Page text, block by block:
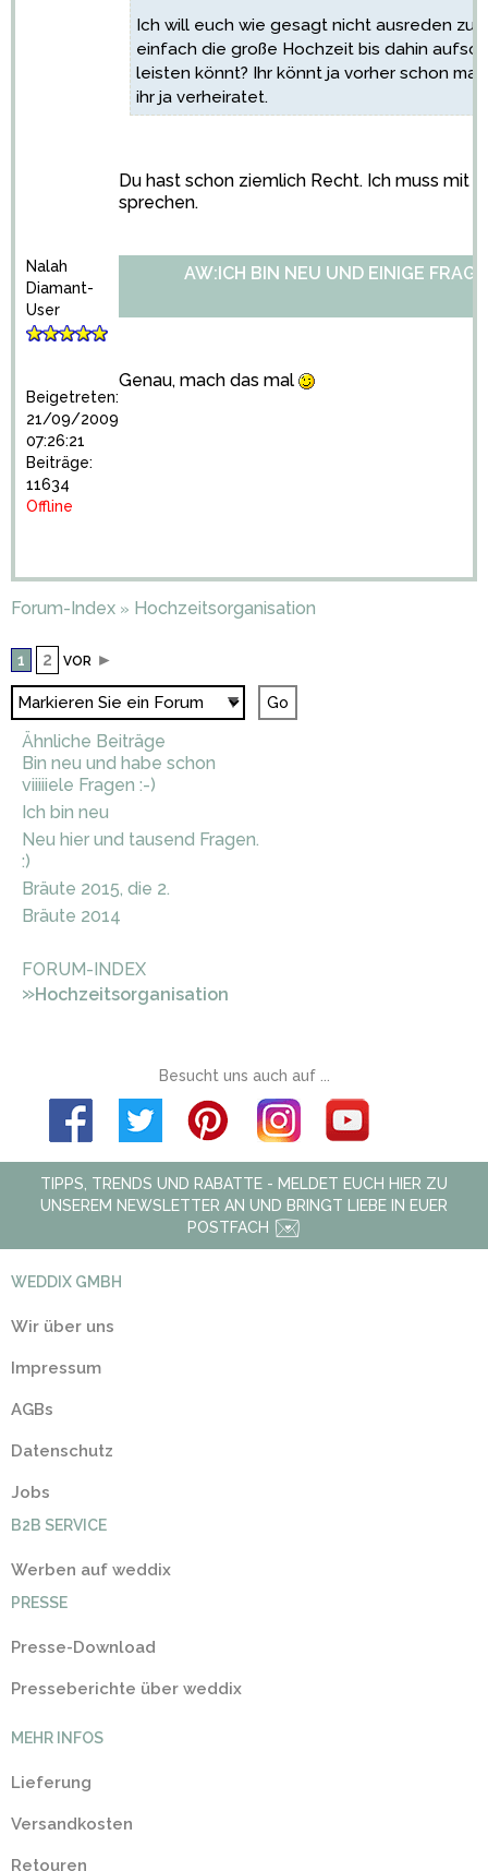
Ich will euch wie gesagt nicht ausreden zu
einfach die große Hochzeit bis dahin
leisten könnt? Ihr könnt ja vorher schon
ihr ja verheiratet.
Du hast schon ziemlich Recht. Ich muss mit
sprechen.
Nalah
Diamant-
User
Beigetreten:
21/09/2009
07:26:21
Beiträge:
11634
Offline
AW:ICH BIN NEU UND EINIGE
Genau, mach das mal
Forum-Index » Hochzeitsorganisation
1 2 VOR ►
Ähnliche Beiträge
Bin neu und habe schon
viiiiiele Fragen :-)
Ich bin neu
Neu hier und tausend Fragen.
:)
Bräute 2015, die 2.
Bräute 2014
FORUM-INDEX
»Hochzeitsorganisation
Besucht uns auch auf ...
TIPPS, TRENDS UND RABATTE - MELDET EUCH HIER ZU
UNSEREM NEWSLETTER AN UND BRINGT LIEBE IN EUER
POSTFACH
WEDDIX GMBH
Wir über uns
Impressum
AGBs
Datenschutz
Jobs
B2B SERVICE
Werben auf weddix
PRESSE
Presse-Download
Presseberichte über weddix
MEHR INFOS
Lieferung
Versandkosten
Retouren